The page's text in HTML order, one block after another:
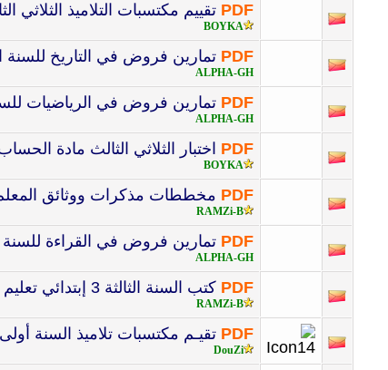
PDF تقييم مكتسبات التلاميذ الثلاثي
BOYKA
PDF تمارين فروض في التاريخ للسنة
ALPHA-GH
PDF تمارين فروض في الرياضيات
ALPHA-GH
PDF اختبار الثلاثي الثالث مادة الحساب
BOYKA
PDF مخططات مذكرات ووثائق المعلم - جميع المواد -
RAMZi-B
PDF تمارين فروض في القراءة للسنة
ALPHA-GH
PDF كتب السنة الثالثة 3 إبتدائي تعليم تونسي
RAMZi-B
PDF تقيـم مكتسبات تلاميذ السنة
DouZi